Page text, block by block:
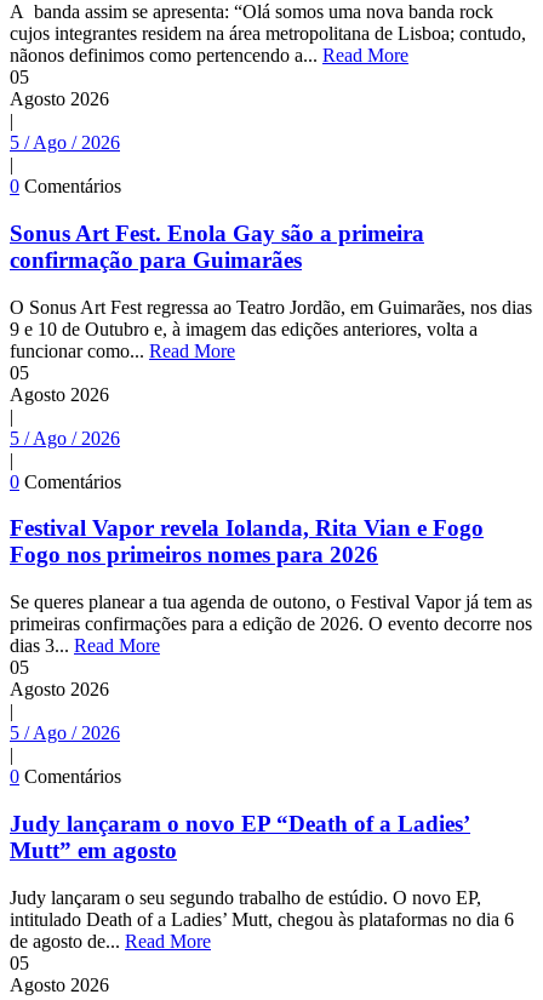
A banda assim se apresenta: “Olá somos uma nova banda rock
cujos integrantes residem na área metropolitana de Lisboa; contudo,
nãonos definimos como pertencendo a... Read More
05
Agosto 2026
|
5 / Ago / 2026
|
0 Comentários
Sonus Art Fest. Enola Gay são a primeira
confirmação para Guimarães
O Sonus Art Fest regressa ao Teatro Jordão, em Guimarães, nos dias
9 e 10 de Outubro e, à imagem das edições anteriores, volta a
funcionar como... Read More
05
Agosto 2026
|
5 / Ago / 2026
|
0 Comentários
Festival Vapor revela Iolanda, Rita Vian e Fogo
Fogo nos primeiros nomes para 2026
Se queres planear a tua agenda de outono, o Festival Vapor já tem as
primeiras confirmações para a edição de 2026. O evento decorre nos
dias 3... Read More
05
Agosto 2026
|
5 / Ago / 2026
|
0 Comentários
Judy lançaram o novo EP “Death of a Ladies’
Mutt” em agosto
Judy lançaram o seu segundo trabalho de estúdio. O novo EP,
intitulado Death of a Ladies’ Mutt, chegou às plataformas no dia 6
de agosto de... Read More
05
Agosto 2026